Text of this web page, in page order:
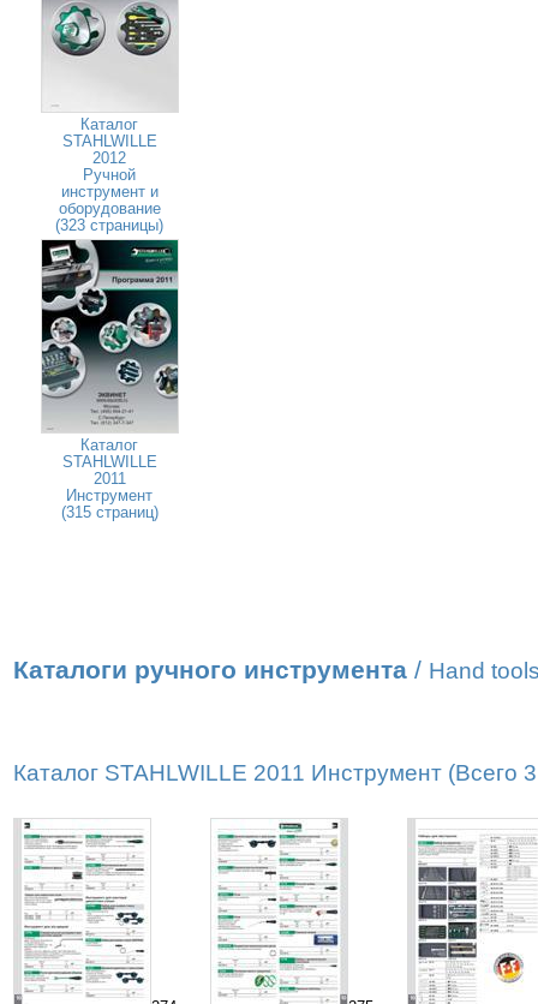
Каталог
STAHLWILLE
2012
Ручной
инструмент и
оборудование
(323 страницы)
Каталог
STAHLWILLE
2011
Инструмент
(315 страниц)
Каталоги ручного инструмента / Hand
Каталог STAHLWILLE 2011 Инструмент (Всего